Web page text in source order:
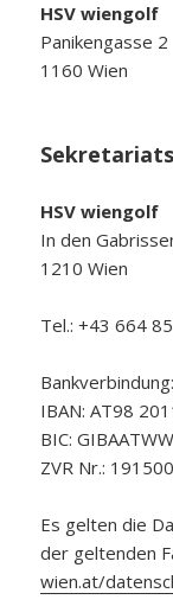
HSV wiengolf
Panikengasse 2
1160 Wien
HSV wiengolf
In den
1210 Wien
Tel.: +43 664
IBAN: AT98
BIC: GIBAATWW
ZVR Nr.:
Es gelten die
der geltenden
wien.at/